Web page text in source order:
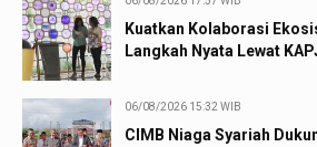
Kuatkan Kolaborasi
Langkah Nyata Lewat
06/08/2026 15:32 WIB
CIMB Niaga Syariah